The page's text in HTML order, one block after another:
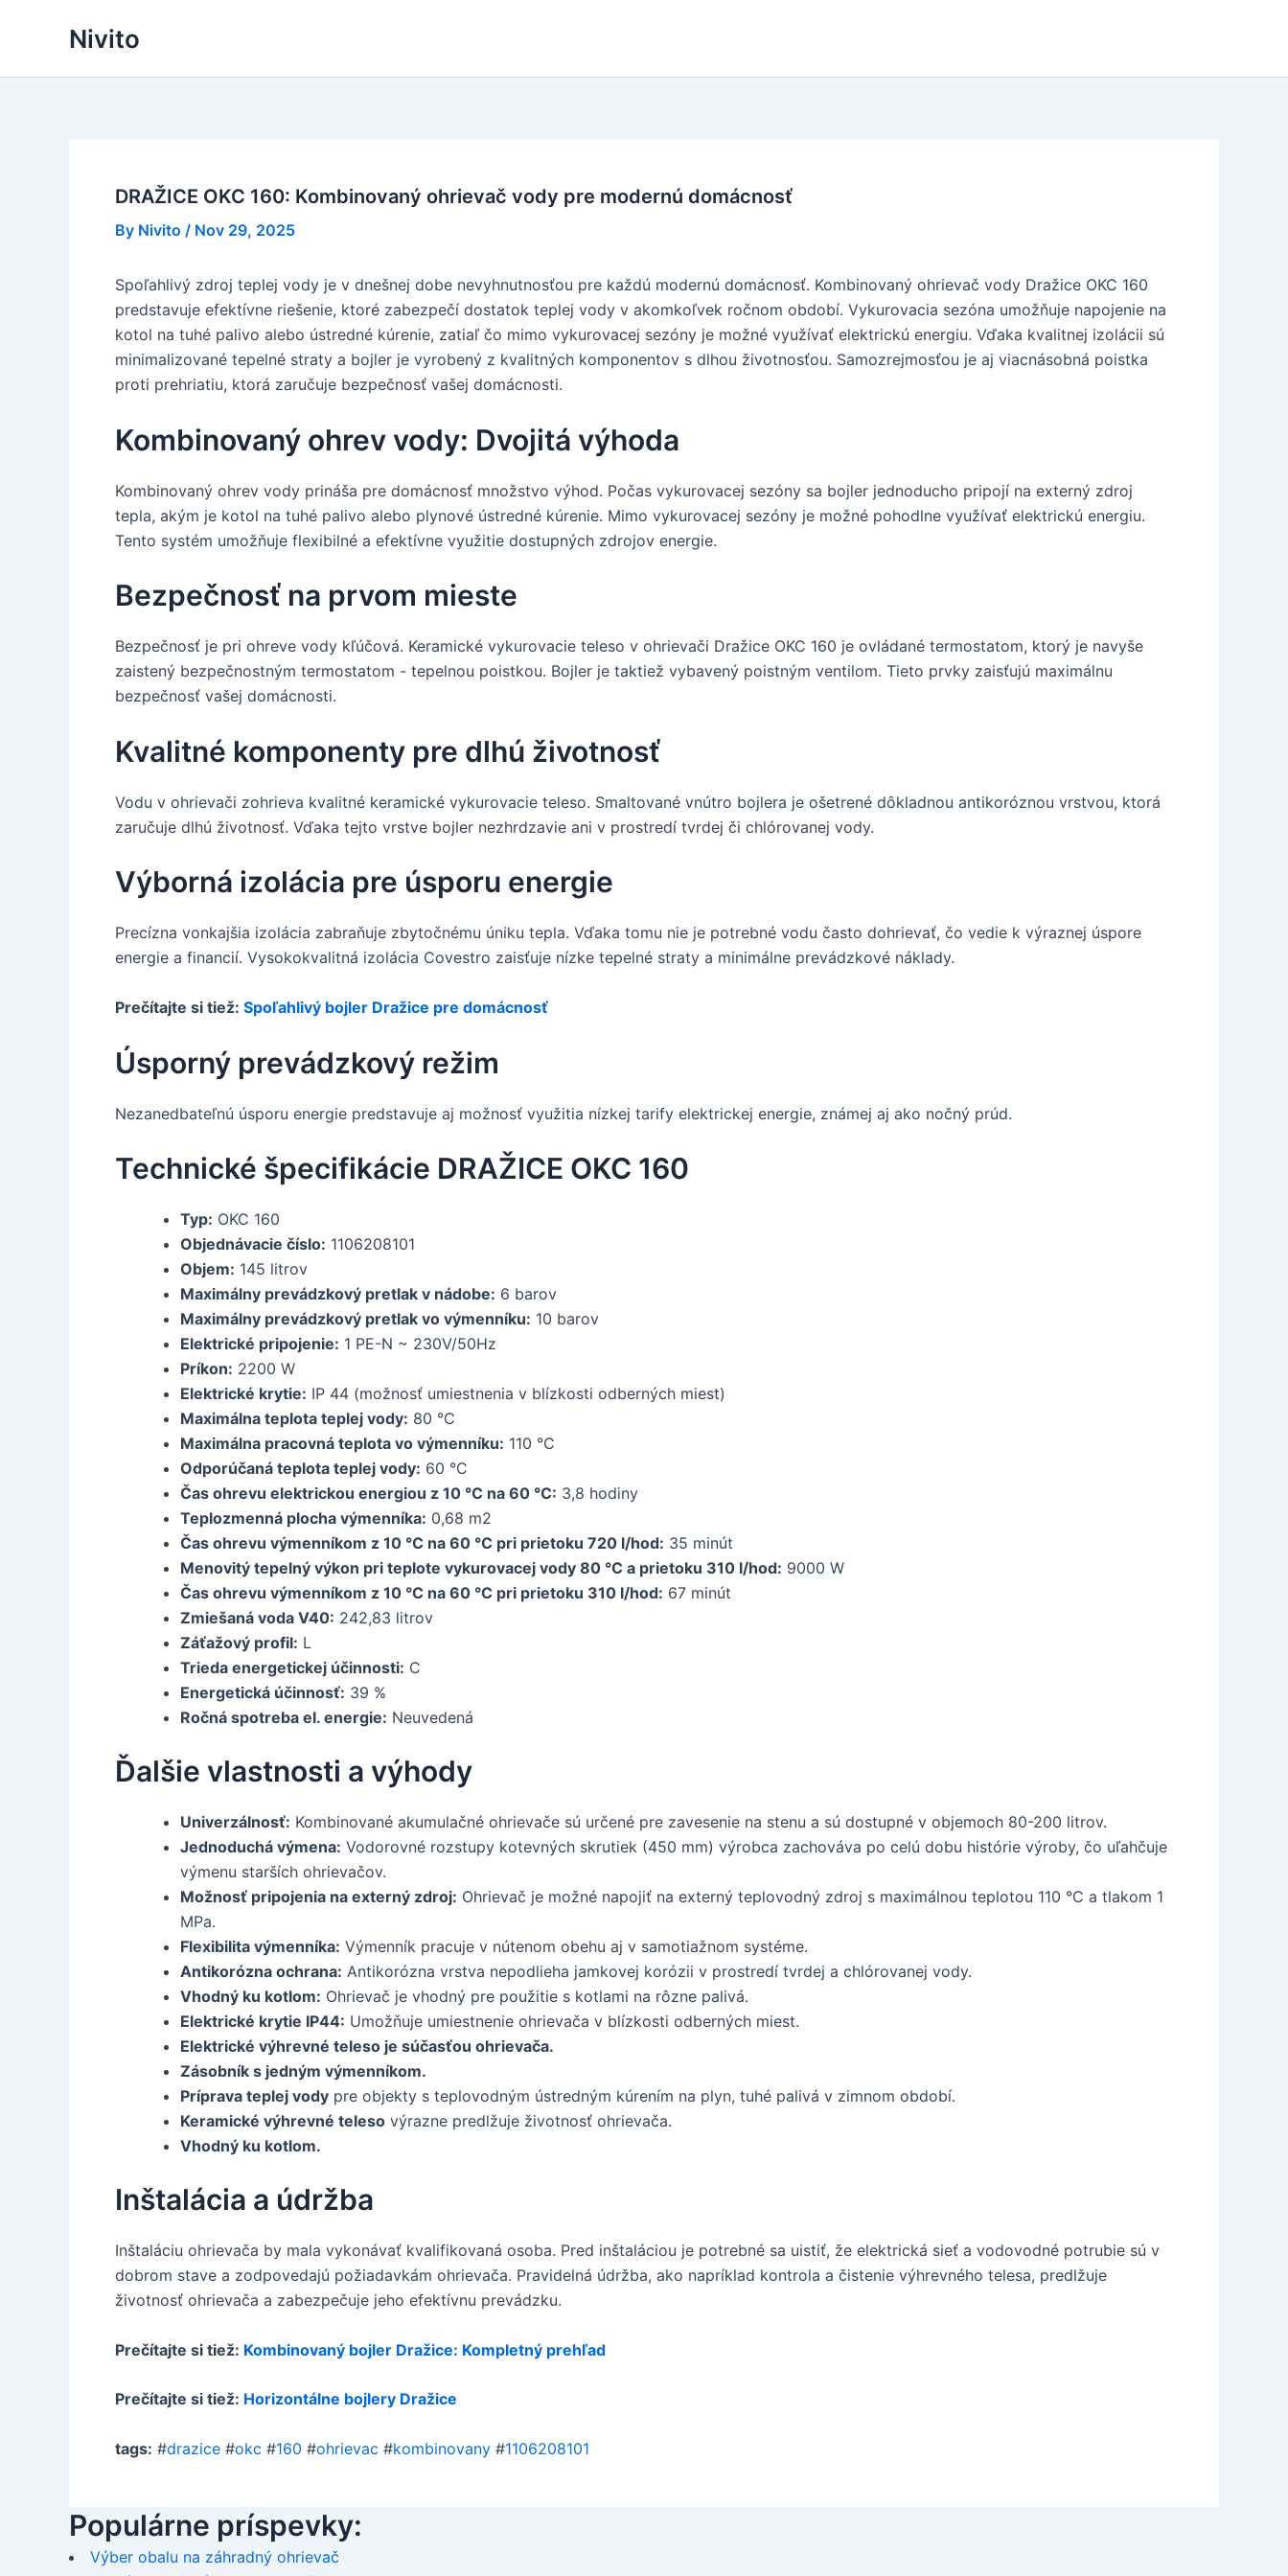
Nivito
DRAŽICE OKC 160: Kombinovaný ohrievač vody pre modernú domácnosť
By Nivito / Nov 29, 2025
Spoľahlivý zdroj teplej vody je v dnešnej dobe nevyhnutnosťou pre každú modernú domácnosť. Kombinovaný ohrievač vody Dražice OKC 160
predstavuje efektívne riešenie, ktoré zabezpečí dostatok teplej vody v akomkoľvek ročnom období. Vykurovacia sezóna umožňuje napojenie na
kotol na tuhé palivo alebo ústredné kúrenie, zatiaľ čo mimo vykurovacej sezóny je možné využívať elektrickú energiu. Vďaka kvalitnej izolácii sú
minimalizované tepelné straty a bojler je vyrobený z kvalitných komponentov s dlhou životnosťou. Samozrejmosťou je aj viacnásobná poistka
proti prehriatiu, ktorá zaručuje bezpečnosť vašej domácnosti.
Kombinovaný ohrev vody: Dvojitá výhoda
Kombinovaný ohrev vody prináša pre domácnosť množstvo výhod. Počas vykurovacej sezóny sa bojler jednoducho pripojí na externý zdroj
tepla, akým je kotol na tuhé palivo alebo plynové ústredné kúrenie. Mimo vykurovacej sezóny je možné pohodlne využívať elektrickú energiu.
Tento systém umožňuje flexibilné a efektívne využitie dostupných zdrojov energie.
Bezpečnosť na prvom mieste
Bezpečnosť je pri ohreve vody kľúčová. Keramické vykurovacie teleso v ohrievači Dražice OKC 160 je ovládané termostatom, ktorý je navyše
zaistený bezpečnostným termostatom - tepelnou poistkou. Bojler je taktiež vybavený poistným ventilom. Tieto prvky zaisťujú maximálnu
bezpečnosť vašej domácnosti.
Kvalitné komponenty pre dlhú životnosť
Vodu v ohrievači zohrieva kvalitné keramické vykurovacie teleso. Smaltované vnútro bojlera je ošetrené dôkladnou antikoróznou vrstvou, ktorá
zaručuje dlhú životnosť. Vďaka tejto vrstve bojler nezhrdzavie ani v prostredí tvrdej či chlórovanej vody.
Výborná izolácia pre úsporu energie
Precízna vonkajšia izolácia zabraňuje zbytočnému úniku tepla. Vďaka tomu nie je potrebné vodu často dohrievať, čo vedie k výraznej úspore
energie a financií. Vysokokvalitná izolácia Covestro zaisťuje nízke tepelné straty a minimálne prevádzkové náklady.
Prečítajte si tiež: Spoľahlivý bojler Dražice pre domácnosť
Úsporný prevádzkový režim
Nezanedbateľnú úsporu energie predstavuje aj možnosť využitia nízkej tarify elektrickej energie, známej aj ako nočný prúd.
Technické špecifikácie DRAŽICE OKC 160
Typ: OKC 160
Objednávacie číslo: 1106208101
Objem: 145 litrov
Maximálny prevádzkový pretlak v nádobe: 6 barov
Maximálny prevádzkový pretlak vo výmenníku: 10 barov
Elektrické pripojenie: 1 PE-N ~ 230V/50Hz
Príkon: 2200 W
Elektrické krytie: IP 44 (možnosť umiestnenia v blízkosti odberných miest)
Maximálna teplota teplej vody: 80 °C
Maximálna pracovná teplota vo výmenníku: 110 °C
Odporúčaná teplota teplej vody: 60 °C
Čas ohrevu elektrickou energiou z 10 °C na 60 °C: 3,8 hodiny
Teplozmenná plocha výmenníka: 0,68 m2
Čas ohrevu výmenníkom z 10 °C na 60 °C pri prietoku 720 l/hod: 35 minút
Menovitý tepelný výkon pri teplote vykurovacej vody 80 °C a prietoku 310 l/hod: 9000 W
Čas ohrevu výmenníkom z 10 °C na 60 °C pri prietoku 310 l/hod: 67 minút
Zmiešaná voda V40: 242,83 litrov
Záťažový profil: L
Trieda energetickej účinnosti: C
Energetická účinnosť: 39 %
Ročná spotreba el. energie: Neuvedená
Ďalšie vlastnosti a výhody
Univerzálnosť: Kombinované akumulačné ohrievače sú určené pre zavesenie na stenu a sú dostupné v objemoch 80-200 litrov.
Jednoduchá výmena: Vodorovné rozstupy kotevných skrutiek (450 mm) výrobca zachováva po celú dobu histórie výroby, čo uľahčuje
výmenu starších ohrievačov.
Možnosť pripojenia na externý zdroj: Ohrievač je možné napojiť na externý teplovodný zdroj s maximálnou teplotou 110 °C a tlakom 1
MPa.
Flexibilita výmenníka: Výmenník pracuje v nútenom obehu aj v samotiažnom systéme.
Antikorózna ochrana: Antikorózna vrstva nepodlieha jamkovej korózii v prostredí tvrdej a chlórovanej vody.
Vhodný ku kotlom: Ohrievač je vhodný pre použitie s kotlami na rôzne palivá.
Elektrické krytie IP44: Umožňuje umiestnenie ohrievača v blízkosti odberných miest.
Elektrické výhrevné teleso je súčasťou ohrievača.
Zásobník s jedným výmenníkom.
Príprava teplej vody pre objekty s teplovodným ústredným kúrením na plyn, tuhé palivá v zimnom období.
Keramické výhrevné teleso výrazne predlžuje životnosť ohrievača.
Vhodný ku kotlom.
Inštalácia a údržba
Inštaláciu ohrievača by mala vykonávať kvalifikovaná osoba. Pred inštaláciou je potrebné sa uistiť, že elektrická sieť a vodovodné potrubie sú v
dobrom stave a zodpovedajú požiadavkám ohrievača. Pravidelná údržba, ako napríklad kontrola a čistenie výhrevného telesa, predlžuje
životnosť ohrievača a zabezpečuje jeho efektívnu prevádzku.
Prečítajte si tiež: Kombinovaný bojler Dražice: Kompletný prehľad
Prečítajte si tiež: Horizontálne bojlery Dražice
tags: #drazice #okc #160 #ohrievac #kombinovany #1106208101
Populárne príspevky:
Výber obalu na záhradný ohrievač